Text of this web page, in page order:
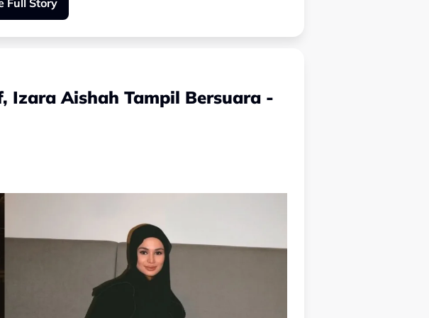
bahawa pada awalnya, bekas teman lelakinya itu
lama-kelamaan perkara itu menjadi penghalang
cakap ‘ya, saya akan masuk Islam’. Ia jauh lebih
awak akan memimpin keluarga saya,” katanya.
Izara Aishah Tampil Bersuara -